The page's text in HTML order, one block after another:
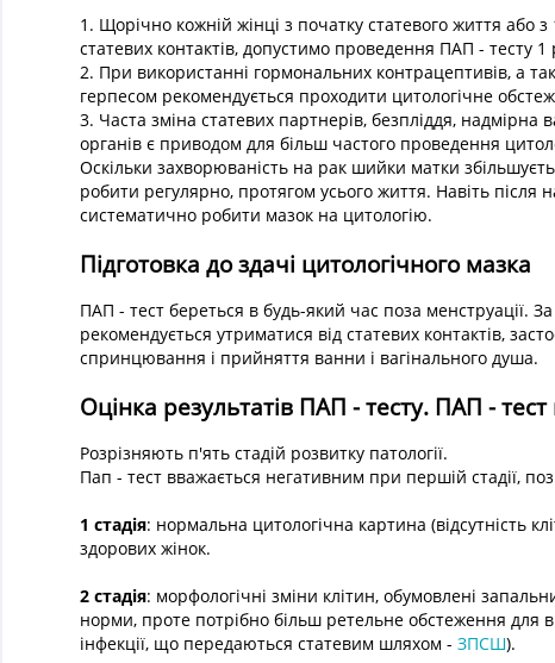
1. Щорічно кожній жінці з початку статевого життя або з
статевих контактів, допустимо проведення ПАП - тесту 1
2. При використанні гормональних контрацептивів, а
герпесом рекомендується проходити цитологічне
3. Часта зміна статевих партнерів, безпліддя, надмірна
органів є приводом для більш частого проведення
Оскільки захворюваність на рак шийки матки
робити регулярно, протягом усього життя. Навіть
систематично робити мазок на цитологію.
Підготовка до здачі цитологічного мазка
ПАП - тест береться в будь-який час поза менструації.
рекомендується утриматися від статевих контактів,
спринцювання і прийняття ванни і вагінального душа.
Оцінка результатів ПАП - тесту. ПАП - тест
Розрізняють п'ять стадій розвитку патології.
Пап - тест вважається негативним при першій стадії,
1 стадія: нормальна цитологічна картина (відсутність
здорових жінок.
2 стадія: морфологічні зміни клітин, обумовлені
норми, проте потрібно більш ретельне обстеження
інфекції, що передаються статевим шляхом - ЗПСШ).